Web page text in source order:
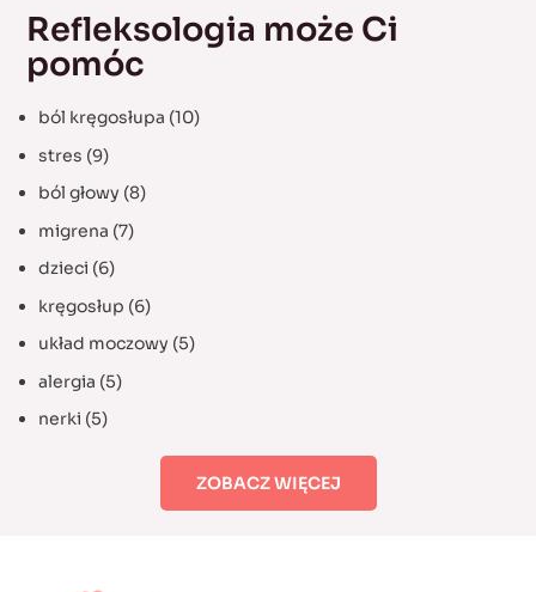
Refleksologia może Ci
pomóc
ból kręgosłupa (10)
stres (9)
ból głowy (8)
migrena (7)
dzieci (6)
kręgosłup (6)
układ moczowy (5)
alergia (5)
nerki (5)
ZOBACZ WIĘCEJ